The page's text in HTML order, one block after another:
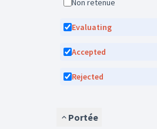
Non retenue
Evaluating
Accepted
Rejected
Portée